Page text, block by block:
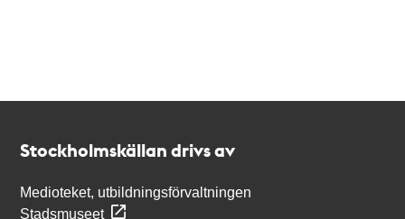
Stockholmskällan drivs av
Medioteket, utbildningsförvaltningen
Stadsmuseet